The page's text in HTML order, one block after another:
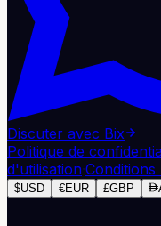
Discuter avec Bix
Politique de
d'utilisation·Conditions
$USD €EUR £GBP